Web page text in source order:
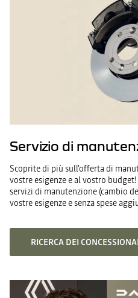
Servizio di
Scoprite di più sull'offerta di
vostre esigenze e al vostro
servizi di manutenzione (cambio
vostre esigenze e senza spese
RICERCA DEI